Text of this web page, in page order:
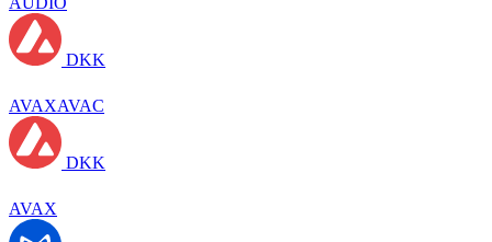
DKK
AVAXAVAC
DKK
AVAX